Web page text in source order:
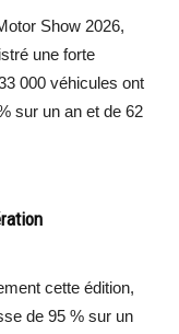
Show 2026,
une forte
000 véhicules ont
sur un an et de 62
cette édition,
de 95 % sur un